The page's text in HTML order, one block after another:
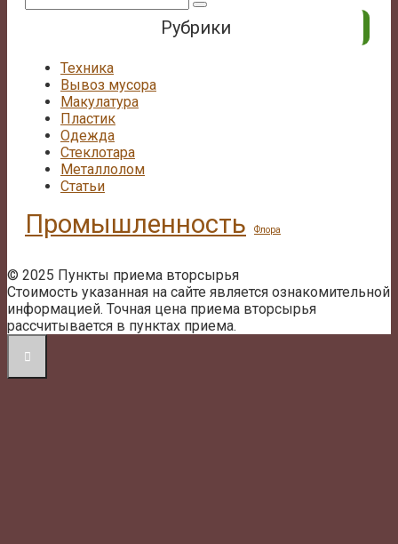
Рубрики
Техника
Вывоз мусора
Макулатура
Пластик
Одежда
Стеклотара
Металлолом
Статьи
Промышленность Флора
© 2025 Пункты приема вторсырья
Стоимость указанная на сайте является ознакомительной
информацией. Точная цена приема вторсырья
рассчитывается в пунктах приема.